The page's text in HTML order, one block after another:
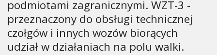
podmiotami zagranicznymi. WZT-3 -
przeznaczony do obsługi technicznej
czołgów i innych wozów biorących
udział w działaniach na polu walki.